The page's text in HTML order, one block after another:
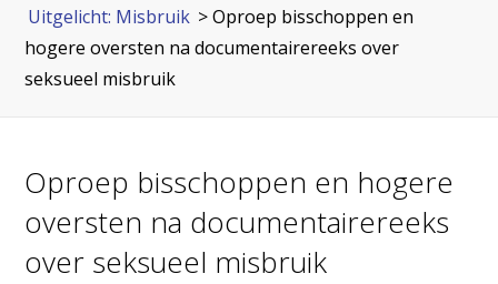
Uitgelicht: Misbruik >Oproep bisschoppen en
hogere oversten na documentairereeks over
seksueel misbruik
Oproep bisschoppen en hogere
oversten na documentairereeks
over seksueel misbruik